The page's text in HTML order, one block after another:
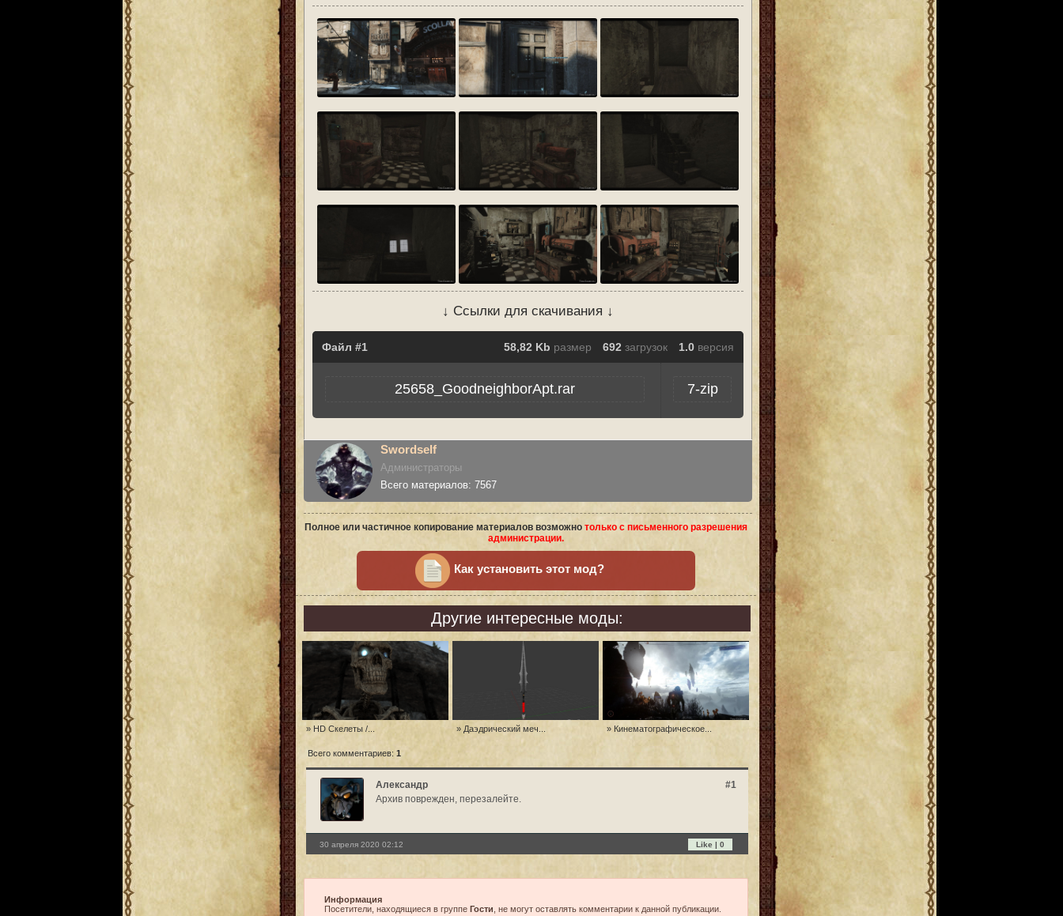
↓ Ссылки для скачивания ↓
Файл 58,82 Kb размер 692 загрузок 1.0 версия
25658_GoodneighborApt.rar 7-zip
Swordself
Администраторы
Всего материалов: 7567
Полное или частичное копирование материалов возможно только с письменного разрешения
администрации.
Как установить этот мод?
Другие интересные моды:
» HD Скелеты /... » Даэдрический меч... » Кинематографическое...
Всего комментариев: 1
Александр
#1
Архив поврежден, перезалейте.
30 апреля 2020 02:12 Like | 0
Информация
Посетители, находящиеся в группе Гости , не могут оставлять комментарии к данной публикации.